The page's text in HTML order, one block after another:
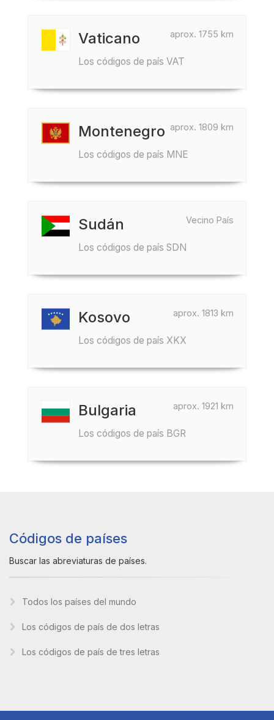
aprox. 1755 km
Vaticano
Los códigos de país VAT
aprox. 1809 km
Montenegro
Los códigos de país MNE
Vecino País
Sudán
Los códigos de país SDN
aprox. 1813 km
Kosovo
Los códigos de país XKX
aprox. 1921 km
Bulgaria
Los códigos de país BGR
Códigos de países
Buscar las abreviaturas de países.
Todos los países del mundo
Los códigos de país de dos letras
Los códigos de país de tres letras